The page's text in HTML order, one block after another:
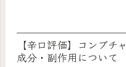
【辛口評価】コンブチ
成分・副作用について